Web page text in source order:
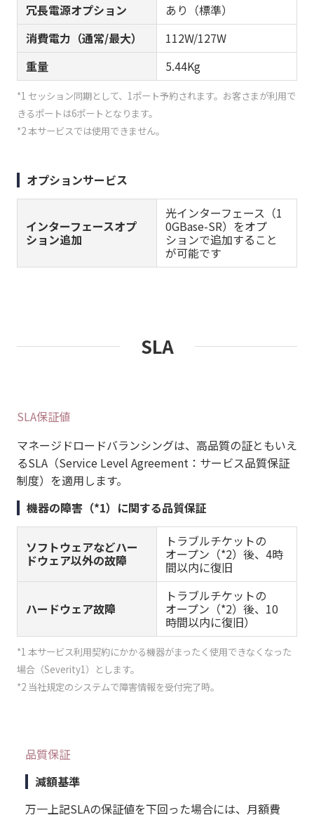
冗長電源オプション
あり（標準）
消費電力（通常/最大）
112W/127W
重量
5.44Kg
*1 セッション同期として、1ポート予約されます。お客さまが利用で
きるポートは6ポートとなります。
*2 本サービスでは使用できません。
オプションサービス
インターフェースオプ
ション追加
光インターフェース（1
0GBase-SR）をオプ
ションで追加すること
が可能です
SLA
SLA保証値
マネージドロードバランシングは、高品質の証ともいえ
るSLA（Service Level Agreement：サービス品質保証
制度）を適用します。
機器の障害（*1）に関する品質保証
ソフトウェアなどハー
ドウェア以外の故障
トラブルチケットの
オープン（*2）後、4時
間以内に復旧
ハードウェア故障
トラブルチケットの
オープン（*2）後、10
時間以内に復旧）
*1 本サービス利用契約にかかる機器がまったく使用できなくなった
場合（Severity1）とします。
*2 当社規定のシステムで障害情報を受付完了時。
品質保証
減額基準
万一上記SLAの保証値を下回った場合には、月額費